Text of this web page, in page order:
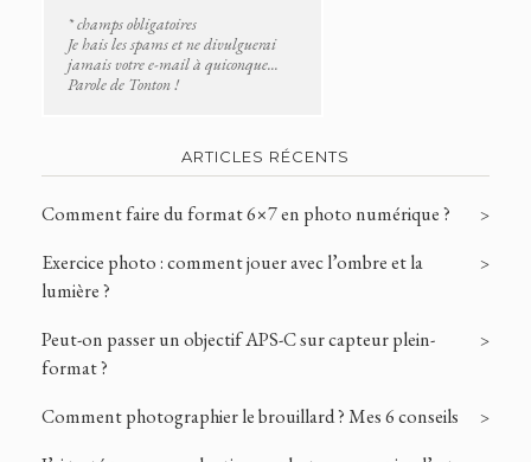
* champs obligatoires
Je hais les spams et ne divulguerai
jamais votre e-mail à quiconque...
Parole de Tonton !
ARTICLES RÉCENTS
Comment faire du format 6×7 en photo numérique ?
Exercice photo : comment jouer avec l’ombre et la
lumière ?
Peut-on passer un objectif APS-C sur capteur plein-
format ?
Comment photographier le brouillard ? Mes 6 conseils